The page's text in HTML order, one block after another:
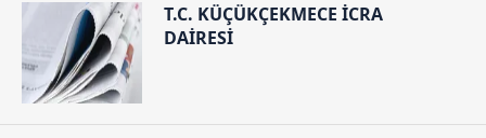
T.C. KÜÇÜKÇEKMECE İCRA
DAİRESİ